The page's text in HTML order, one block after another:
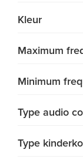
Kleur
Maximum
Minimum
Type audio
Type